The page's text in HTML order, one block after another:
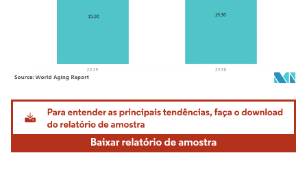
Imagem © Mordor Intelligence. O reuso requer atribuição conforme CC BY 4.0.